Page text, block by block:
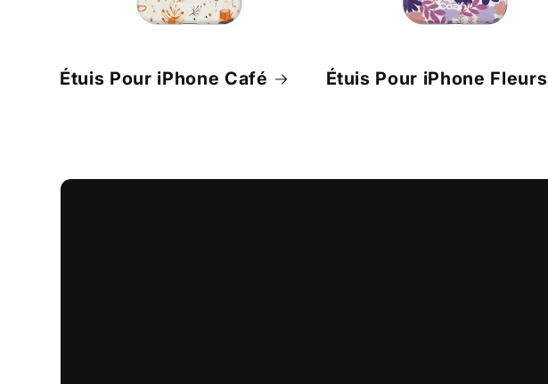
Étuis Pour iPhone Café Étuis Pour iPhone Fleurs